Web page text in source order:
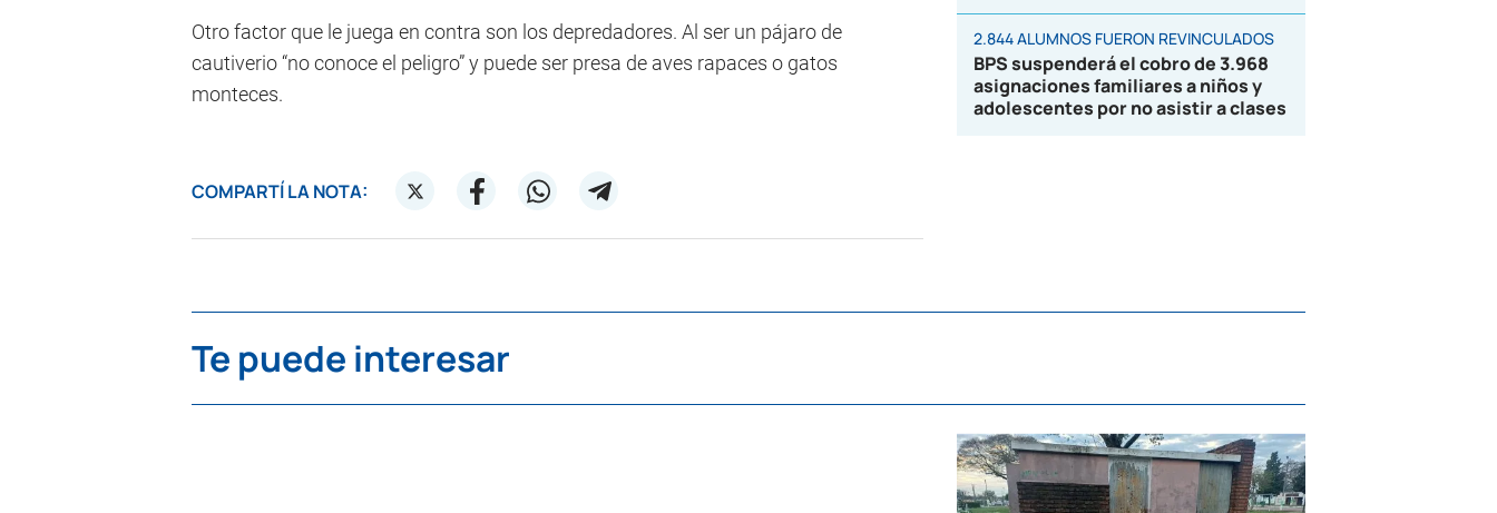
Otro factor que le juega en contra son los depredadores. Al ser un pájaro de
cautiverio “no conoce el peligro” y puede ser presa de aves rapaces o gatos
monteces.
COMPARTÍ LA NOTA:
2.844 ALUMNOS FUERON REVINCULADOS
BPS suspenderá el cobro de 3.968
asignaciones familiares a niños y
adolescentes por no asistir a clases
Te puede interesar